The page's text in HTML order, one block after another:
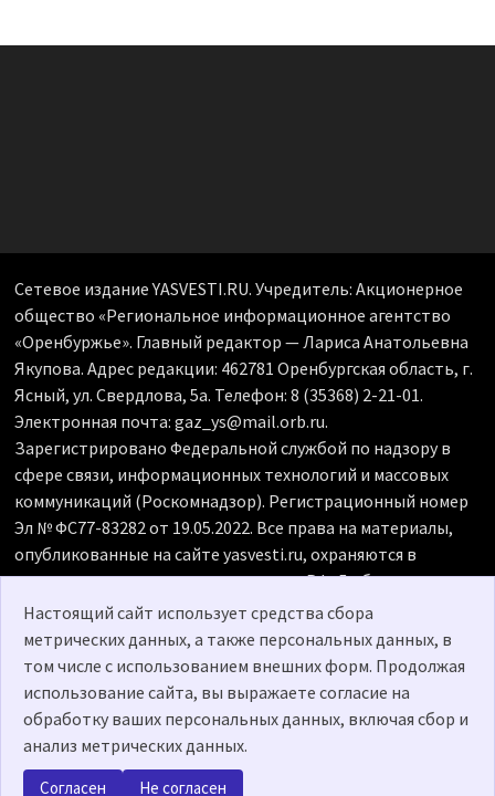
Сетевое издание YASVESTI.RU. Учредитель: Акционерное
общество «Региональное информационное агентство
«Оренбуржье». Главный редактор — Лариса Анатольевна
Якупова. Адрес редакции: 462781 Оренбургская область, г.
Ясный, ул. Свердлова, 5а. Телефон: 8 (35368) 2-21-01.
Электронная почта: gaz_ys@mail.orb.ru.
Зарегистрировано Федеральной службой по надзору в
сфере связи, информационных технологий и массовых
коммуникаций (Роскомнадзор). Регистрационный номер
Эл № ФС77-83282 от 19.05.2022. Все права на материалы,
опубликованные на сайте yasvesti.ru, охраняются в
соответствии с законодательством РФ. Любое
использование материалов допускается только по
согласованию с редакцией, гиперссылка на источник
обязательна. Редакция не несет ответственности за
достоверность рекламных объявлений, размещенных на
сайте yasvesti.ru, а также за содержание веб-сайтов, на
которые даны гиперссылки. 18+
Настоящий сайт использует средства сбора
метрических данных, а также персональных данных, в
том числе с использованием внешних форм. Продолжая
использование сайта, вы выражаете согласие на
обработку ваших персональных данных, включая сбор и
анализ метрических данных.
Согласен Не согласен